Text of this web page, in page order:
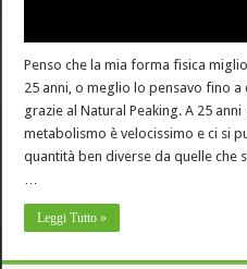
Penso che la mia forma fisica
25 anni, o meglio lo pensavo fino
grazie al Natural Peaking. A 25
metabolismo è velocissimo e ci si
quantità ben diverse da quelle che
…
Leggi Tutto »